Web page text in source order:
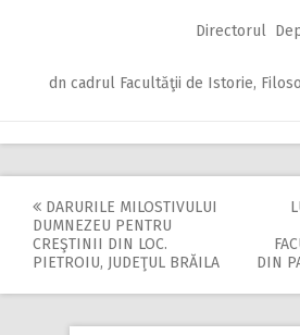
Directorul
dn cadrul Facultăţii de Istorie,
Post
navigation
DARURILE MILOSTIVULUI
DUMNEZEU PENTRU
CREŞTINII DIN LOC.
PIETROIU, JUDEŢUL BRĂILA
DIN